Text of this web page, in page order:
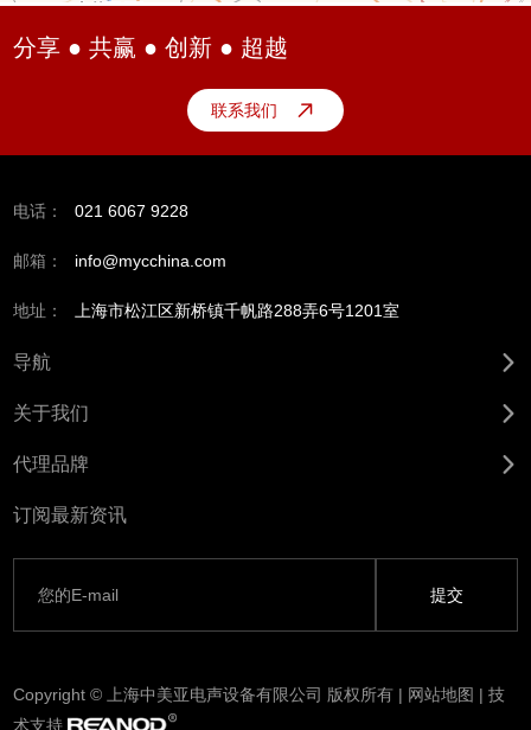
分享 ● 共赢 ● 创新 ● 超越
联系我们
电话： 021 6067 9228
邮箱： info@mycchina.com
地址： 上海市松江区新桥镇千帆路288弄6号1201室
导航
关于我们
代理品牌
订阅最新资讯
Copyright © 上海中美亚电声设备有限公司 版权所有 | 网站地图 | 技
术支持